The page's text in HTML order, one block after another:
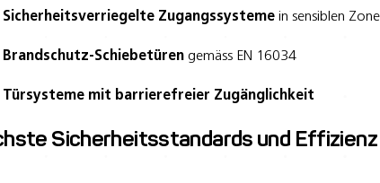
Sicherheitsverriegelte Zugangssysteme in sensiblen
Brandschutz-Schiebetüren gemäss EN 16034
Türsysteme mit barrierefreier Zugänglichkeit
Sicherheitsstandards und Effizienz